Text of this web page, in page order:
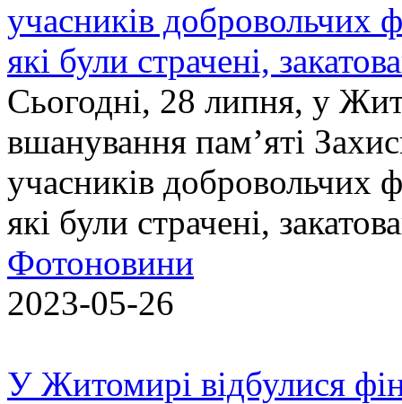
учасників добровольчих
які були страчені,
Сьогодні, 28 липня, у
вшанування пам’яті
учасників добровольчих
які були страчені,
Фотоновини
2023-05-26
У Житомирі відбулися